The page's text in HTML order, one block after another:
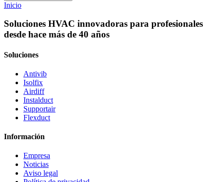
Inicio
Soluciones HVAC innovadoras para profesionales
desde hace más de 40 años
Soluciones
Antivib
Isolfix
Airdiff
Instalduct
Supportair
Flexduct
Información
Empresa
Noticias
Aviso legal